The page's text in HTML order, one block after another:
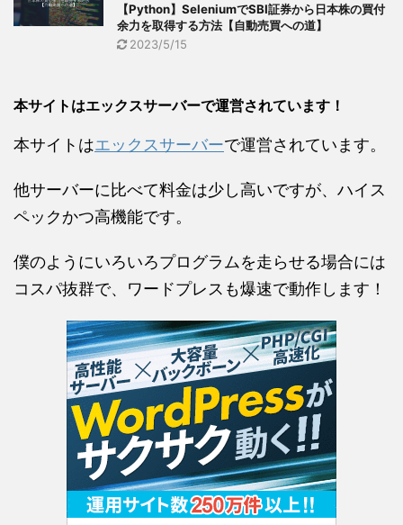
【Python】SeleniumでSBI証券から日本株の買付
余力を取得する方法【自動売買への道】
2023/5/15
本サイトはエックスサーバーで運営されています！
本サイトはエックスサーバーで運営されています。
他サーバーに比べて料金は少し高いですが、ハイス
ペックかつ高機能です。
僕のようにいろいろプログラムを走らせる場合には
コスパ抜群で、ワードプレスも爆速で動作します！